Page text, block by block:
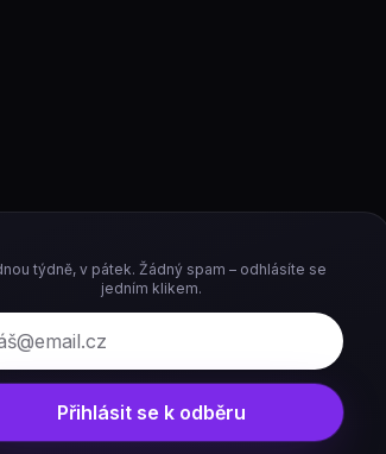
týdně, v pátek. Žádný spam – odhlásíte se
jedním klikem.
Přihlásit se k odběru